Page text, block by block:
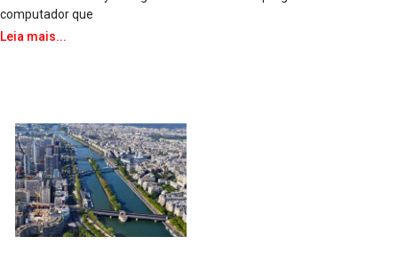
computador que
Leia mais...